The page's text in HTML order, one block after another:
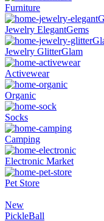
Furniture
Jewelry ElegantGems
Jewelry GlitterGlam
Activewear
Organic
Socks
Camping
Electronic Market
Pet Store
New
PickleBall